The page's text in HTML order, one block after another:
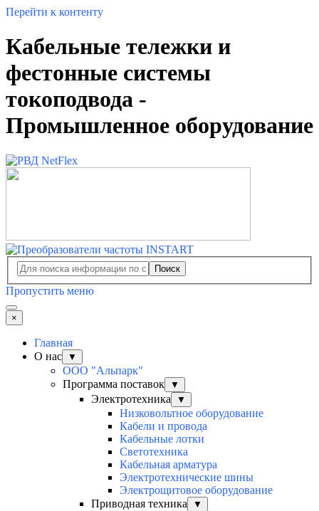
Перейти к контенту
Кабельные тележки и
фестонные системы
токоподвода -
Промышленное оборудование
Поиск
Пропустить меню
×
Главная
О нас
▼
ООО "Альпарк"
Программа поставок
▼
Электротехника ▼
Низковольтное оборудование
Кабели и провода
Кабельные лотки
Светотехника
Кабельная арматура
Электротехнические шины
Электрощитовое оборудование
Приводная техника
▼